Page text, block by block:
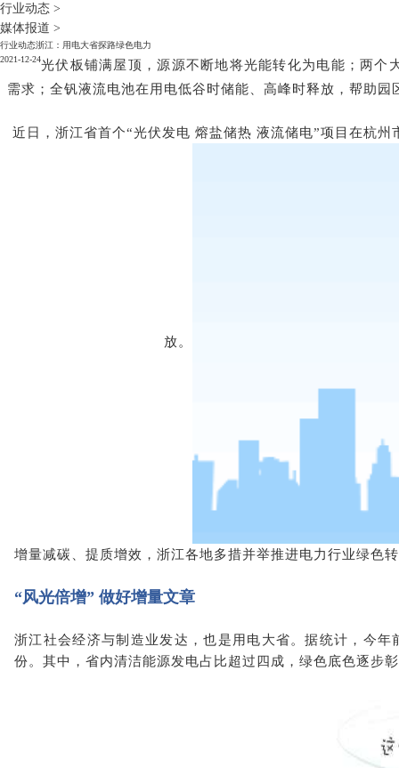
行业动态 >
媒体报道 >
行业动态浙江：用电大省探路绿色电力
2021-12-24光伏板铺满屋顶，源源不断地将光能转化为电能； 两个
需求； 全钒液流电池在用电低谷时储能、高峰时释放，帮助
近日，浙江省首个“光伏发电 熔盐储热 液流储电”项目在杭
放。
增量减碳、提质增效，浙江各地多措并举推进电力行业绿色
“风光倍增” 做好增量文章
浙江社会经济与制造业发达，也是用电大省。据统计，今
份。其中，省内清洁能源发电占比超过四成，绿色底色逐步